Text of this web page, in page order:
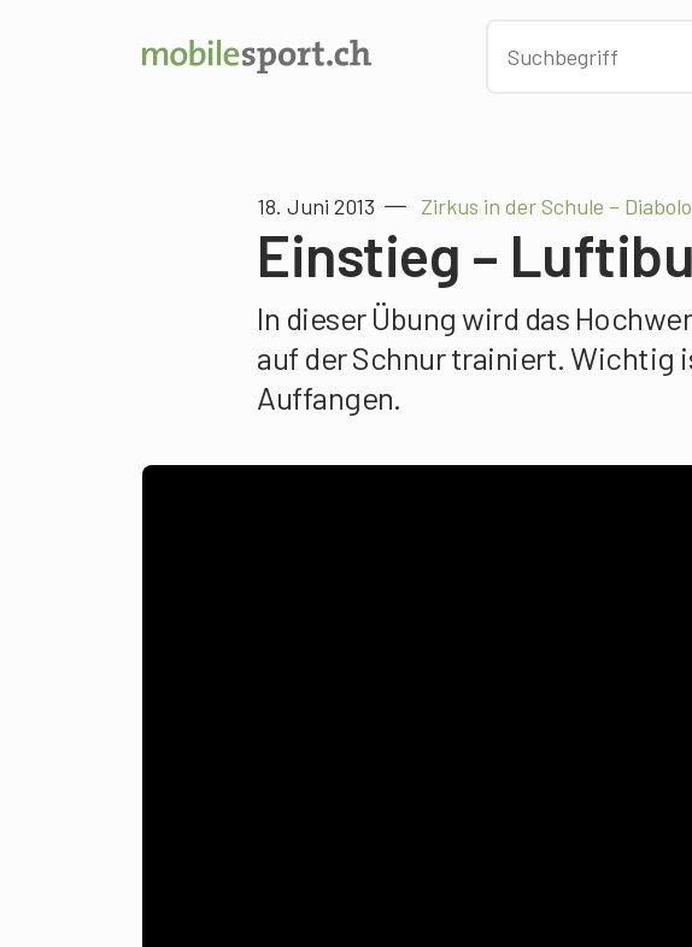
18. Juni 2013 Zirkus in der Schule – Diabolo
Einstieg –
In dieser Übung wird das
auf der Schnur trainiert. Wichtig
Auffangen.